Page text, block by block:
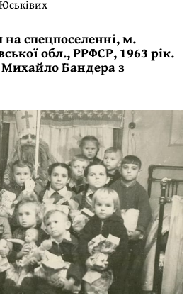
спецпоселенні, м.
обл., РРФСР, 1963 рік.
Бандера з